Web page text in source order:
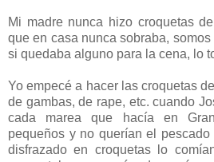
Mi madre nunca hizo croquetas
que en casa nunca sobraba,
si quedaba alguno para la cena, lo
Yo empecé a hacer las croquetas
de gambas, de rape, etc. cuando
cada marea que hacía en
pequeños y no querían el
disfrazado en croquetas lo